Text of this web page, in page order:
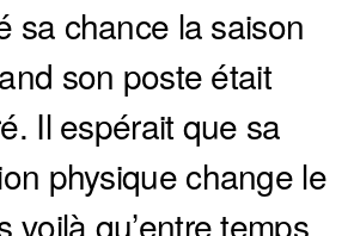
sa chance la saison
son poste était
Il espérait que sa
physique change le
voilà qu’entre temps,